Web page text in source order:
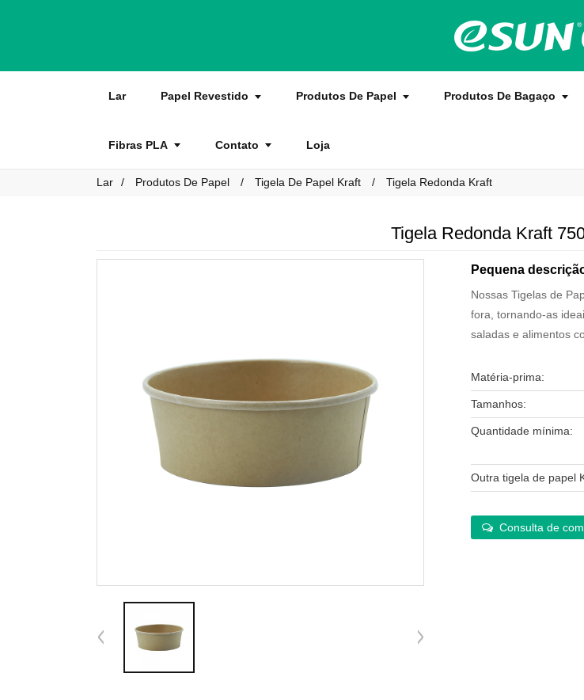
Lar Papel Revestido Produtos De Papel Produtos De Bagaço
Fibras PLA Contato Loja
Lar Produtos De Papel Tigela De Papel Kraft Tigela Redonda Kraft
Tigela Redonda Kraft
Pequena
Nossas Tigelas de
fora, tornando-as
saladas e alimentos
Matéria-prima:
Tamanhos:
Quantidade mínima:
Outra tigela de papel
Consulta de